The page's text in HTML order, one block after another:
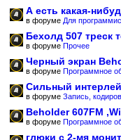
А есть какая-
в форуме Для
Бехолд 507 треск
в форуме Прочее
Черный экран
в форуме Программное
Сильный
в форуме Запись,
Beholder 607FM
в форуме Программное
глюки с 2-мя